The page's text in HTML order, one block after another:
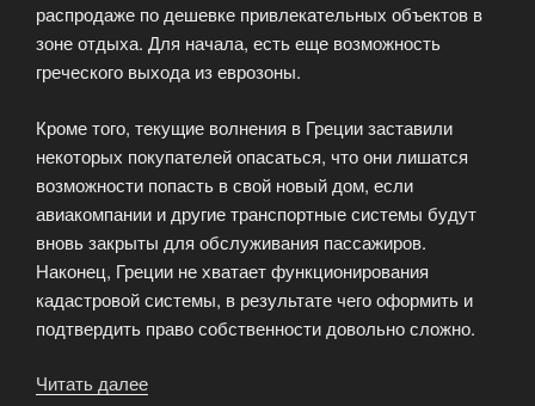
распродаже по дешевке привлекательных объектов в
зоне отдыха. Для начала, есть еще возможность
греческого выхода из еврозоны.
Кроме того, текущие волнения в Греции заставили
некоторых покупателей опасаться, что они лишатся
возможности попасть в свой новый дом, если
авиакомпании и другие транспортные системы будут
вновь закрыты для обслуживания пассажиров.
Наконец, Греции не хватает функционирования
кадастровой системы, в результате чего оформить и
подтвердить право собственности довольно сложно.
Читать далее